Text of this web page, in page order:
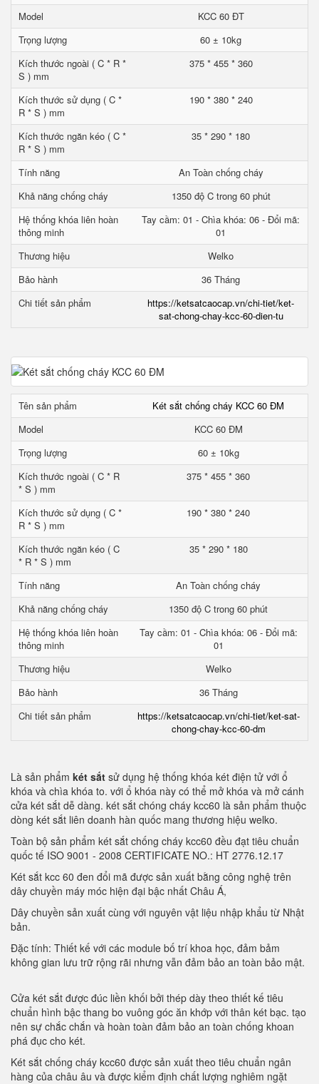
Model
KCC 60 ĐT
Trọng lượng
60 ± 10kg
Kích thước ngoài ( C * R *
S ) mm
375 * 455 * 360
Kích thước sử dụng ( C *
R * S ) mm
190 * 380 * 240
Kích thước ngăn kéo ( C *
R * S ) mm
35 * 290 * 180
Tính năng
An Toàn chống cháy
Khả năng chống cháy
1350 độ C trong 60 phút
Hệ thống khóa liên hoàn
thông minh
Tay cầm: 01 - Chìa khóa: 06 - Đổi mã:
01
Thương hiệu
Welko
Bảo hành
36 Tháng
Chi tiết sản phẩm
https://ketsatcaocap.vn/chi-tiet/ket-
sat-chong-chay-kcc-60-dien-tu
Tên sản phẩm
Két sắt chống cháy KCC 60 ĐM
Model
KCC 60 ĐM
Trọng lượng
60 ± 10kg
Kích thước ngoài ( C * R
* S ) mm
375 * 455 * 360
Kích thước sử dụng ( C *
R * S ) mm
190 * 380 * 240
Kích thước ngăn kéo ( C
* R * S ) mm
35 * 290 * 180
Tính năng
An Toàn chống cháy
Khả năng chống cháy
1350 độ C trong 60 phút
Hệ thống khóa liên hoàn
thông minh
Tay cầm: 01 - Chìa khóa: 06 - Đổi mã:
01
Thương hiệu
Welko
Bảo hành
36 Tháng
Chi tiết sản phẩm
https://ketsatcaocap.vn/chi-tiet/ket-sat-
chong-chay-kcc-60-dm
Là sản phẩm két sắt sử dụng hệ thống khóa két điện tử với ổ
khóa và chìa khóa to. với ổ khóa này có thể mở khóa và mở cánh
cửa két sắt dễ dàng. két sắt chóng cháy kcc60 là sản phẩm thuộc
dòng két sắt liên doanh hàn quốc mang thương hiệu welko.
Toàn bộ sản phẩm két sắt chống cháy kcc60 đều đạt tiêu chuẩn
quốc tế ISO 9001 - 2008 CERTIFICATE NO.: HT 2776.12.17
Két sắt kcc 60 đen đổi mã được sản xuất bằng công nghệ trên
dây chuyền máy móc hiện đại bậc nhất Châu Á,
Dây chuyền sản xuất cùng với nguyên vật liệu nhập khẩu từ Nhật
bản.
Đặc tính: Thiết kế với các module bố trí khoa học, đảm bảm
không gian lưu trữ rộng rãi nhưng vẫn đảm bảo an toàn bảo mật.
Cửa két sắt được đúc liền khối bởi thép dày theo thiết kế tiêu
chuẩn hình bậc thang bo vuông góc ăn khớp với thân két bạc. tạo
nên sự chắc chắn và hoàn toàn đảm bảo an toàn chống khoan
phá đục cho két.
Két sắt chống cháy kcc60 được sản xuất theo tiêu chuẩn ngân
hàng của châu âu và được kiểm định chất lượng nghiêm ngặt